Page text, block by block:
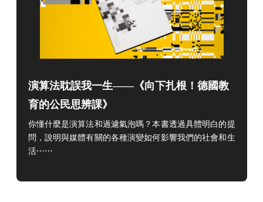
演算法耽誤我一生——《向下扎根！德國教
育的公民思辨課》
你懂什麼是演算法和過濾氣泡嗎？本書透過具體明白的提
問，說明與媒體有關的各種演變如何影響我們的社會和生
活⋯⋯